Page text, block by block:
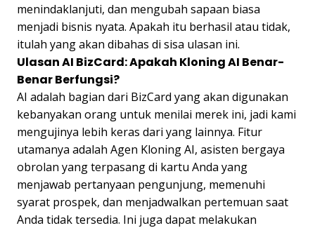
menindaklanjuti, dan mengubah sapaan biasa
menjadi bisnis nyata. Apakah itu berhasil atau tidak,
itulah yang akan dibahas di sisa ulasan ini.
Ulasan AI BizCard: Apakah Kloning AI Benar-
Benar Berfungsi?
AI adalah bagian dari BizCard yang akan digunakan
kebanyakan orang untuk menilai merek ini, jadi kami
mengujinya lebih keras dari yang lainnya. Fitur
utamanya adalah Agen Kloning AI, asisten bergaya
obrolan yang terpasang di kartu Anda yang
menjawab pertanyaan pengunjung, memenuhi
syarat prospek, dan menjadwalkan pertemuan saat
Anda tidak tersedia. Ini juga dapat melakukan